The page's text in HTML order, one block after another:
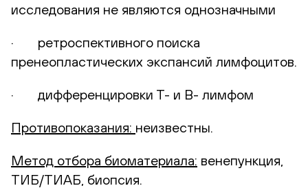
исследования не являются однозначными
· ретроспективного поиска
пренеопластических экспансий лимфоцитов.
· дифференцировки Т- и В- лимфом
Противопоказания: неизвестны.
Метод отбора биоматериала: венепункция,
ТИБ/ТИАБ, биопсия.